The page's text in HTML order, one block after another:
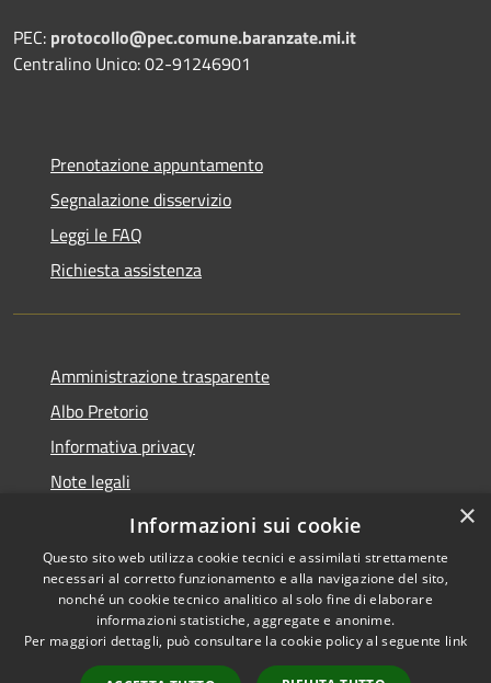
PEC: protocollo@pec.comune.baranzate.mi.it
Centralino Unico: 02-91246901
Prenotazione appuntamento
Segnalazione disservizio
Leggi le FAQ
Richiesta assistenza
Amministrazione trasparente
Albo Pretorio
Informativa privacy
Note legali
Dichiarazione di accessibilità
Accessibilità
Copyright © 2026 • Comune di
Baranzate • Powered by
×
Informazioni sui cookie
Questo sito web utilizza cookie tecnici e assimilati strettamente
necessari al corretto funzionamento e alla navigazione del sito,
nonché un cookie tecnico analitico al solo fine di elaborare
informazioni statistiche, aggregate e anonime.
Per maggiori dettagli, può consultare la cookie policy al seguente link